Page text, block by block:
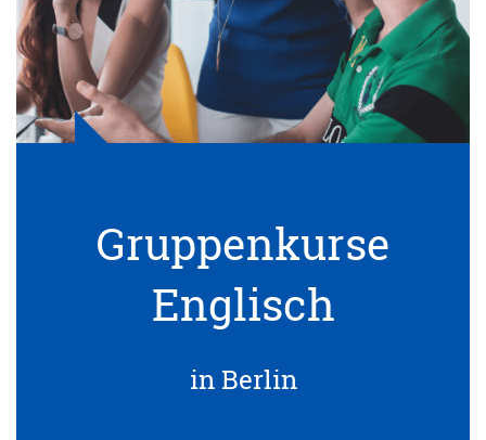
Gruppenkurse
Englisch
in Berlin